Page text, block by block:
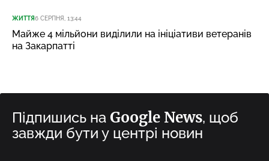
ЖИТТЯ6 СЕРПНЯ, 13:44
Майже 4 мільйони виділили на ініціативи ветеранів
на Закарпатті
Підпишись на Google News, щоб
завжди бути у центрі новин